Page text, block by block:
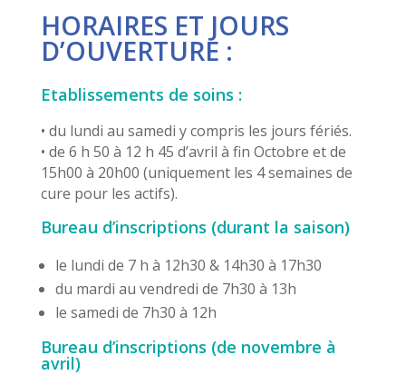
HORAIRES ET JOURS
D’OUVERTURE :
Etablissements de soins :
• du lundi au samedi y compris les jours fériés.
• de 6 h 50 à 12 h 45 d’avril à fin Octobre et de
15h00 à 20h00 (uniquement les 4 semaines de
cure pour les actifs).
Bureau d’inscriptions (durant la saison)
le lundi de 7 h à 12h30 & 14h30 à 17h30
du mardi au vendredi de 7h30 à 13h
le samedi de 7h30 à 12h
Bureau d’inscriptions (de novembre à
avril)